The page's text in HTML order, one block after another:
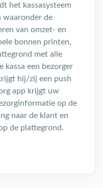
het kassasysteem
waaronder de
van omzet- en
bonnen printen,
met alle
kassa een bezorger
hij/zij een push
app krijgt uw
op de
naar de klant en
de plattegrond.